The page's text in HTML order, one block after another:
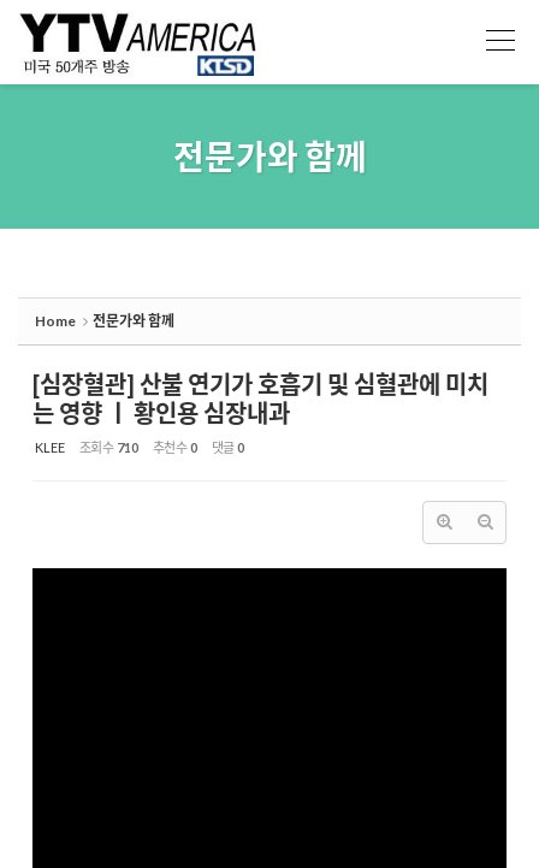
전문가와 함께
Home 전문가와 함께
[심장혈관] 산불 연기가 호흡기 및 심혈관에 미치
는 영향 ㅣ 황인용 심장내과
KLEE 조회 수 710 추천 수0 댓글0